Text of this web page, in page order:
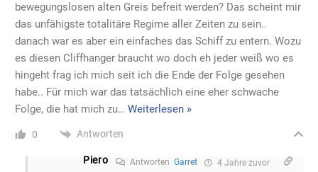
bewegungslosen alten Greis befreit werden? Das scheint mir
das unfähigste totalitäre Regime aller Zeiten zu sein..
danach war es aber ein einfaches das Schiff zu entern. Wozu
es diesen Cliffhanger braucht wo doch eh jeder weiß wo es
hingeht frag ich mich seit ich die Ende der Folge gesehen
habe.. Für mich war das tatsächlich eine eher schwache
Folge, die hat mich zu… Weiterlesen »
0 Antworten
Piero Antworten Garret 4 Jahre zuvor